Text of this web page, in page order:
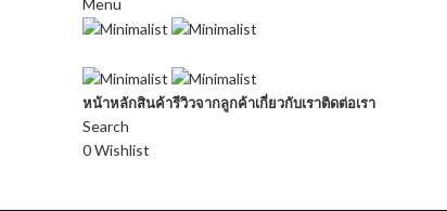
Menu
หน้าหลักสินค้ารีวิวจากลูกค้าเกี่ยวกับเราติดต่อเรา
Search
0Wishlist